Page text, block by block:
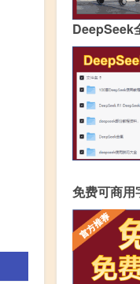
DeepSeek
免费可商用